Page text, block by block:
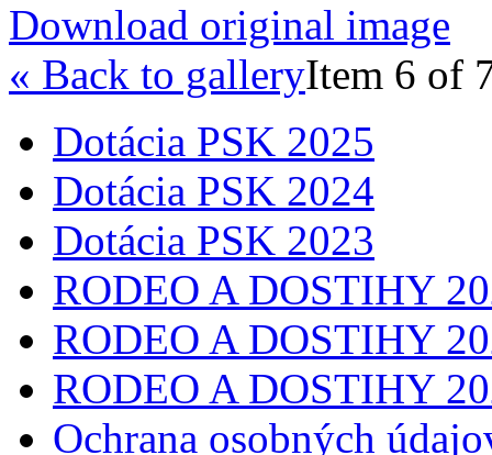
Download original image
« Back to galleryItem 6 of
Dotácia PSK 2025
Dotácia PSK 2024
Dotácia PSK 2023
RODEO A DOSTIHY
RODEO A DOSTIHY
RODEO A DOSTIHY
Ochrana osobných